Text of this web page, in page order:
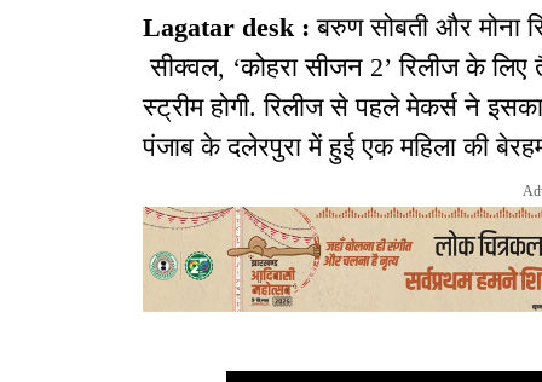
Lagatar desk : बरुण सोबती और मोना
सीक्वल, ‘कोहरा सीजन 2’ रिलीज के
स्ट्रीम होगी. रिलीज से पहले मेकर्स ने
पंजाब के दलेरपुरा में हुई एक महिला की बेरहम